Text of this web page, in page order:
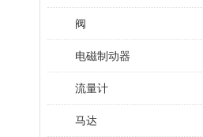
阀
电磁制动器
流量计
马达